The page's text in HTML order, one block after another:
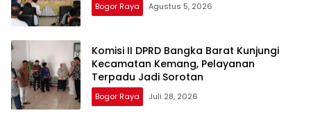
Bogor Raya Agustus 5, 2026
Komisi II DPRD Bangka Barat Kunjungi
Kecamatan Kemang, Pelayanan
Terpadu Jadi Sorotan
Bogor Raya Juli 28, 2026